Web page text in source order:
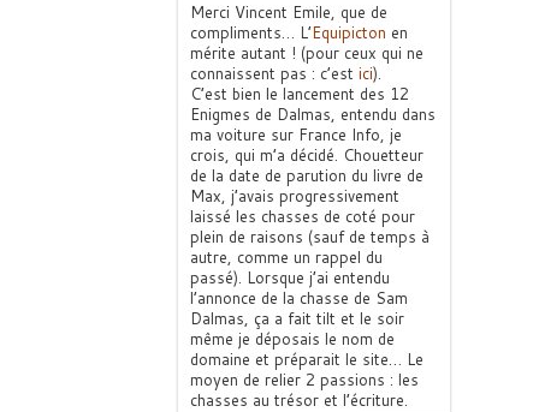
Merci Vincent Emile, que de
compliments… L’Equipicton en
mérite autant ! (pour ceux qui ne
connaissent pas : c’est ici).
C’est bien le lancement des 12
Enigmes de Dalmas, entendu dans
ma voiture sur France Info, je
crois, qui m’a décidé. Chouetteur
de la date de parution du livre de
Max, j’avais progressivement
laissé les chasses de coté pour
plein de raisons (sauf de temps à
autre, comme un rappel du
passé). Lorsque j’ai entendu
l’annonce de la chasse de Sam
Dalmas, ça a fait tilt et le soir
même je déposais le nom de
domaine et préparait le site… Le
moyen de relier 2 passions : les
chasses au trésor et l’écriture.